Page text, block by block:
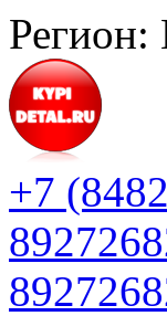
Регион:
+7